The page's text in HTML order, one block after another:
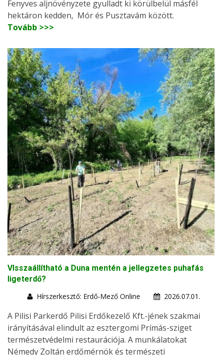
Fenyves aljnövényzete gyulladt ki körülbelül másfél
hektáron kedden, Mór és Pusztavám között.
Tovább >>>
VIsszaállítható a Duna mentén a jellegzetes puhafás
ligeterdő?
Hírszerkesztő: Erdő-Mező Online
2026.07.01.
A Pilisi Parkerdő Pilisi Erdőkezelő Kft.-jének szakmai
irányításával elindult az esztergomi Prímás-sziget
természetvédelmi restaurációja. A munkálatokat
Némedy Zoltán erdőmérnök és természeti